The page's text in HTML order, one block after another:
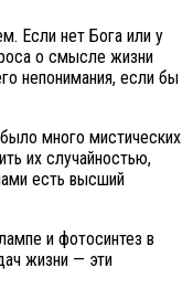
Если нет Бога или у
о смысле жизни
непонимания, если бы
много мистических
их случайностью,
есть высший
и фотосинтез в
жизни — эти